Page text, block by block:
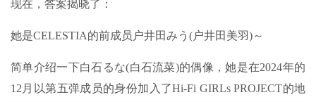
现在，答案揭晓了：
她是CELESTIA的前成员户井田みう(户井田美羽)～
简单介绍一下白石るな(白石流菜)的偶像，她是在2024年的
12月以第五弹成员的身份加入了Hi-Fi GIRLs PROJECT的地